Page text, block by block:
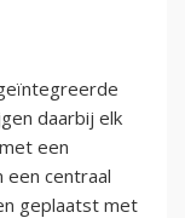
daarbij elk
een
een centraal
geplaatst met